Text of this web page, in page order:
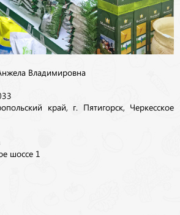
Владимировна
край, г. Пятигорск, Черкесское
шоссе 1